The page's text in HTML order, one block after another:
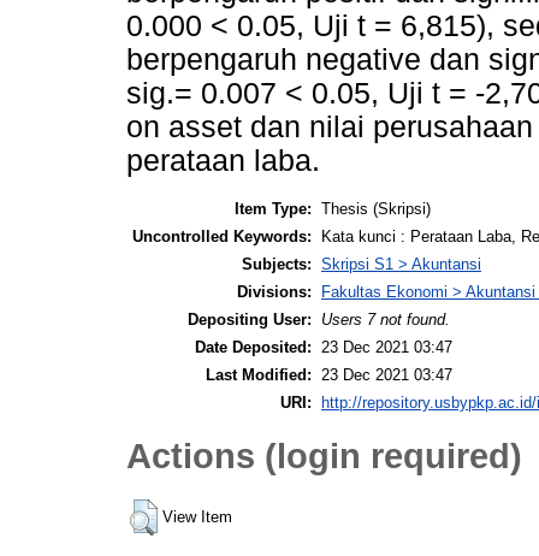
0.000 < 0.05, Uji t = 6,815),
berpengaruh negative dan
sig.= 0.007 < 0.05, Uji t = -
on asset dan nilai
perataan laba.
Item Type: Thesis (Skripsi)
Uncontrolled Keywords:
Kata kunci : Perataan Laba,
Subjects: Skripsi S1 > Akuntansi
Divisions:
Fakultas Ekonomi > Akuntansi
Depositing User:
Users 7 not found.
Date Deposited:
23 Dec 2021 03:47
Last Modified:
23 Dec 2021 03:47
URI:
http://
Actions (login required)
View Item